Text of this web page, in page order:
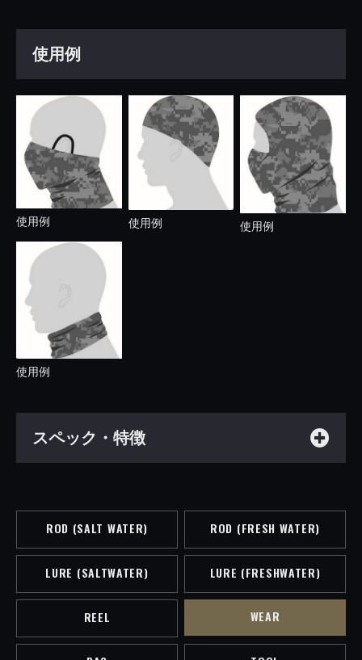
使用例
使用例 使用例 使用例
使用例
スペック・特徴
ROD (SALT WATER) ROD (FRESH WATER)
LURE (SALTWATER) LURE (FRESHWATER)
REEL WEAR